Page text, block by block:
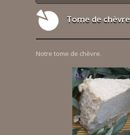
Tome de chèvre
Notre tome de chèvre.